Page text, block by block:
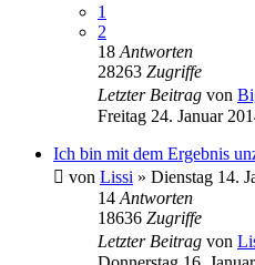
1
2
18 Antworten
28263 Zugriffe
Letzter Beitrag von
Freitag 24. Januar
Ich bin mit dem Ergebnis
von Lissi » Dienstag 14.
14 Antworten
18636 Zugriffe
Letzter Beitrag von